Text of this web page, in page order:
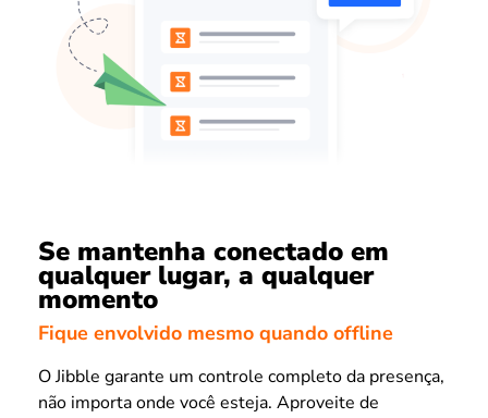
Se mantenha conectado em
qualquer lugar, a qualquer
momento
Fique envolvido mesmo quando offline
O Jibble garante um controle completo da presença,
não importa onde você esteja. Aproveite de